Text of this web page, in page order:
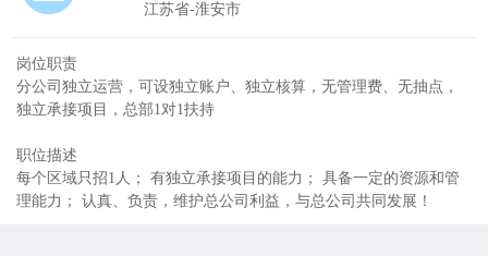
江苏省-淮安市
岗位职责
分公司独立运营，可设独立账户、独立核算，无管理费、无抽点，
独立承接项目，总部1对1扶持
职位描述
每个区域只招1人； 有独立承接项目的能力； 具备一定的资源和管
理能力； 认真、负责，维护总公司利益，与总公司共同发展！